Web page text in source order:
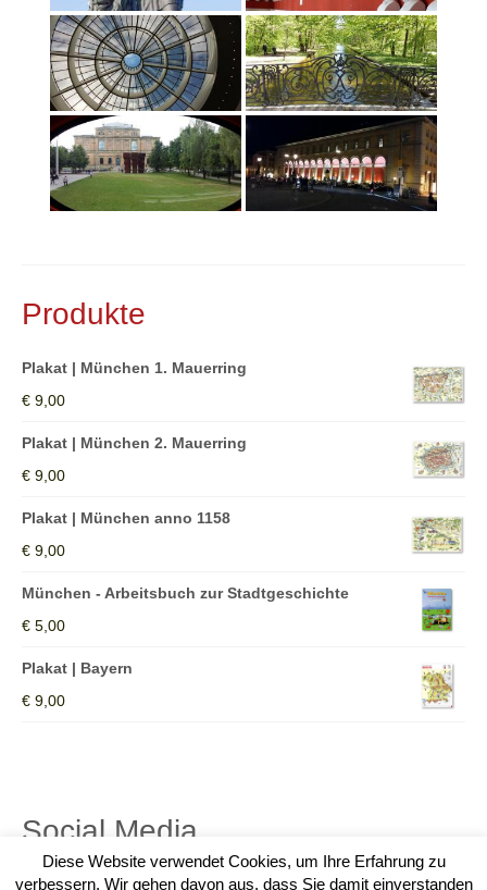
Buchhandel
Hörpfade
Service
AGB
Datenschutz
Jugendbücher
Ortschroniken | Regionalia
AGs – Werkstätten – FeriPro
Führungen
Lesungen
Produkte
Plakat | München 1. Mauerring
€ 9,00
Plakat | München 2. Mauerring
€ 9,00
Plakat | München anno 1158
€ 9,00
München - Arbeitsbuch zur Stadtgeschichte
€ 5,00
Plakat | Bayern
€ 9,00
Social Media
Diese Website verwendet Cookies, um Ihre Erfahrung zu
verbessern. Wir gehen davon aus, dass Sie damit einverstanden